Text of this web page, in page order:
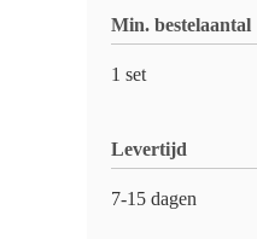
Min. bestelaantal
1 set
Levertijd
7-15 dagen